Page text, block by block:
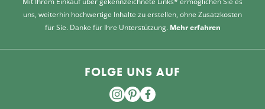
uns, weiterhin hochwertige Inhalte zu erstellen, ohne Zusatzkosten
für Sie. Danke für Ihre Unterstützung. Mehr erfahren
FOLGE UNS AUF